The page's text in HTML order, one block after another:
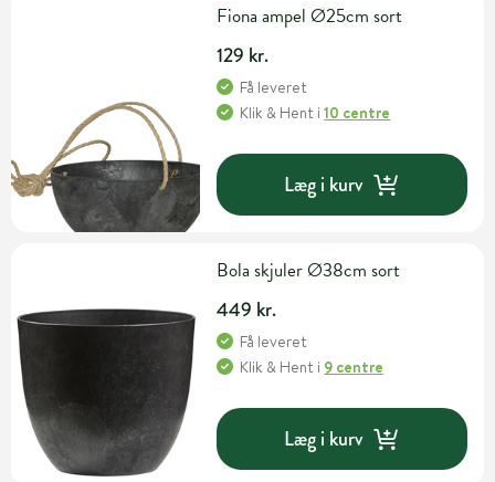
Fiona ampel Ø25cm sort
129 kr.
Få leveret
Klik & Hent i10 centre
Læg i kurv
Bola skjuler Ø38cm sort
449 kr.
Få leveret
Klik & Hent i 9 centre
Læg i kurv